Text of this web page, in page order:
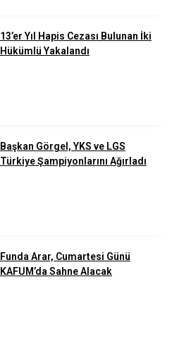
13’er Yıl Hapis Cezası Bulunan İki
Hükümlü Yakalandı
Başkan Görgel, YKS ve LGS
Türkiye Şampiyonlarını Ağırladı
Funda Arar, Cumartesi Günü
KAFUM’da Sahne Alacak